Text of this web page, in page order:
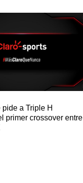
a Triple H
primer crossover entre